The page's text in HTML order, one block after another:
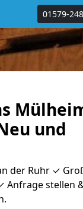
01579-
und
der Ruhr ✓
Anfrage stellen